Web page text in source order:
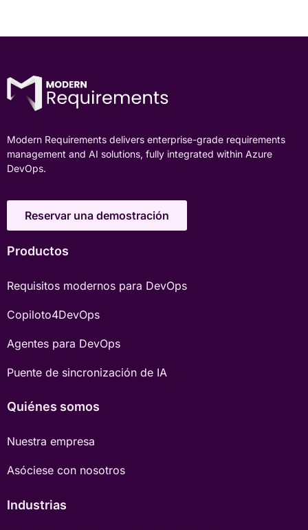
Modern Requirements delivers enterprise-grade requirements
management and AI solutions, fully integrated within Azure
DevOps.
Reservar una demostración
Productos
Requisitos modernos para DevOps
Copiloto4DevOps
Agentes para DevOps
Puente de sincronización de IA
Quiénes somos
Nuestra empresa
Asóciese con nosotros
Industrias